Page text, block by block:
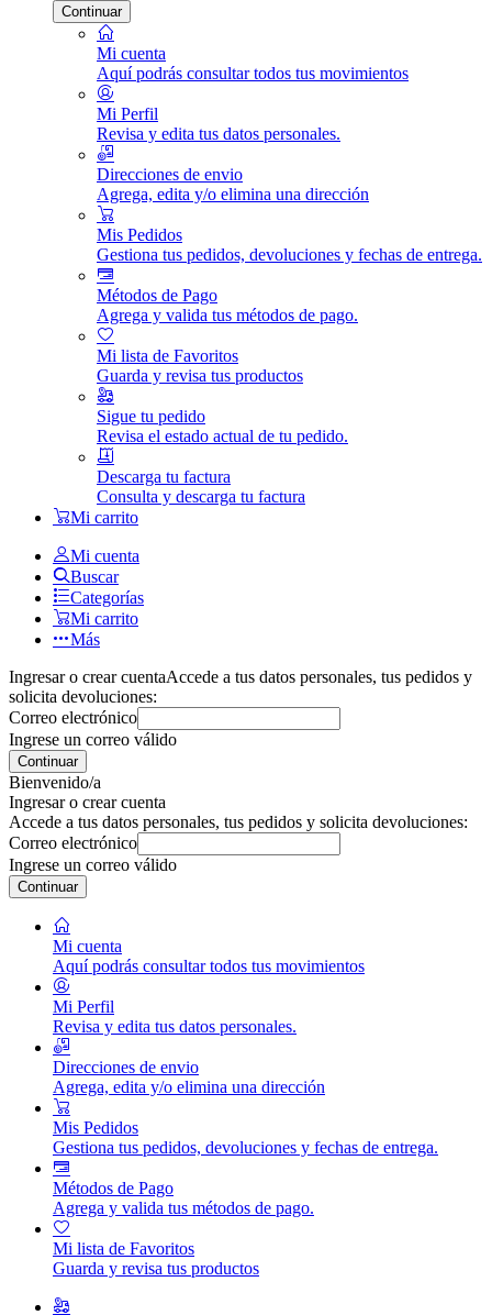
Continuar
Mi cuenta
Aquí podrás consultar todos tus movimientos
Mi Perfil
Revisa y edita tus datos personales.
Direcciones de envio
Agrega, edita y/o elimina una dirección
Mis Pedidos
Gestiona tus pedidos, devoluciones y fechas de entrega.
Métodos de Pago
Agrega y valida tus métodos de pago.
Mi lista de Favoritos
Guarda y revisa tus productos
Sigue tu pedido
Revisa el estado actual de tu pedido.
Descarga tu factura
Consulta y descarga tu factura
Mi carrito
Mi cuenta
Buscar
Categorías
Mi carrito
Más
Ingresar o crear cuentaAccede a tus datos personales, tus pedidos y
solicita devoluciones:
Correo electrónico
Ingrese un correo válido
Continuar
Bienvenido/a
Ingresar o crear cuenta
Accede a tus datos personales, tus pedidos y solicita devoluciones:
Correo electrónico
Ingrese un correo válido
Continuar
Mi cuenta
Aquí podrás consultar todos tus movimientos
Mi Perfil
Revisa y edita tus datos personales.
Direcciones de envio
Agrega, edita y/o elimina una dirección
Mis Pedidos
Gestiona tus pedidos, devoluciones y fechas de entrega.
Métodos de Pago
Agrega y valida tus métodos de pago.
Mi lista de Favoritos
Guarda y revisa tus productos